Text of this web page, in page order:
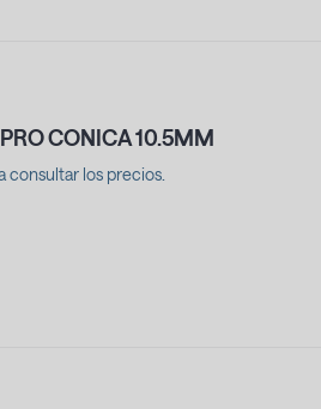
CONICA 10.5MM
consultar los precios.